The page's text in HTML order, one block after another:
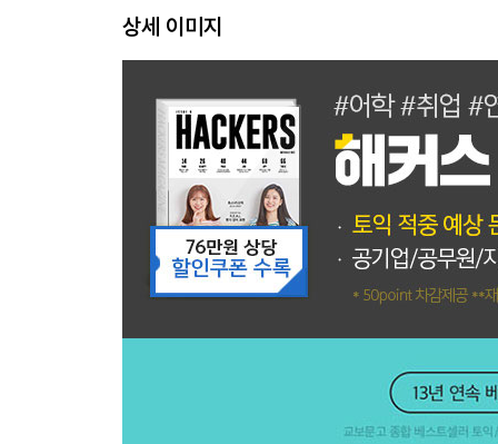
TEST 07
TEST 08
TEST 09
TEST 10
Answer Sheet
상세 이미지